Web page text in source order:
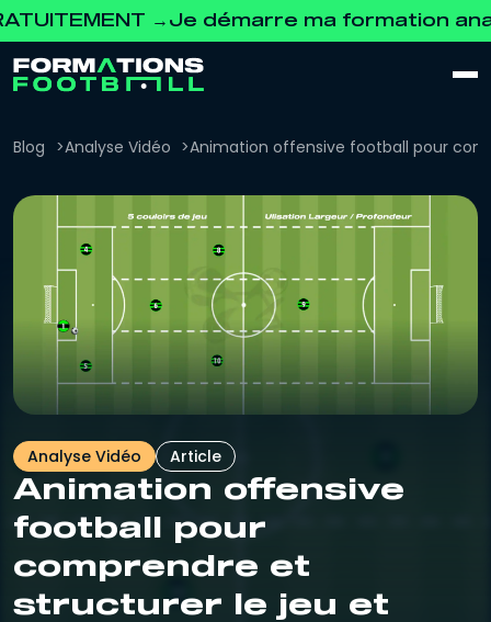
→Je démarre ma formation analyse
Blog Analyse Vidéo Animation offensive football pour
Analyse Vidéo Article
Animation offensive
football pour
comprendre et
structurer le jeu et